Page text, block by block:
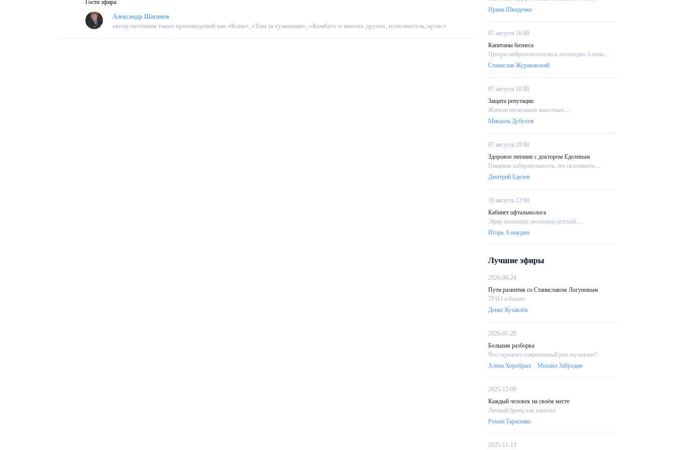
Гости эфира:
Александр Шаганов
автор-песенник таких произведений как «Конь», «Там за туманами», «Комбат» и многих других, исполнитель, артист
Ирина Швиденко
07 августа 16:00
Капитаны бизнеса
Центры нейропсихологии и логопедии Алёны....
Станислав Жураковский
07 августа 18:00
Защита репутации
Жители нескольких высотных....
Микаэль Дубухов
07 августа 19:00
Здоровое питание с доктором Еделевым
Пищевая избирательность, это склонность....
Дмитрий Еделев
10 августа 12:00
Кабинет офтальмолога
Эфир посвящён эволюции детской....
Игорь Азнаурян
Лучшие эфиры
2026-06-24
Пути развития со Станиславом Логуновым
ТРИЗ и бизнес
Денис Кузавлёв
2026-01-28
Большая разборка
Что скрывает современный рок-музыкант?
Алена Хоробрых
Михаил Забродин
2025-12-09
Каждый человек на своём месте
Личный бренд как капитал
Роман Тарасенко
2025-11-13